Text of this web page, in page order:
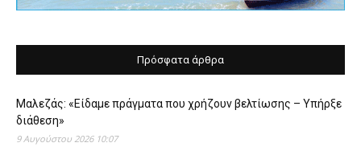
Πρόσφατα άρθρα
Μαλεζάς: «Είδαμε πράγματα που χρήζουν βελτίωσης – Υπήρξε
διάθεση»
9 Αυγούστου 2026 10:07